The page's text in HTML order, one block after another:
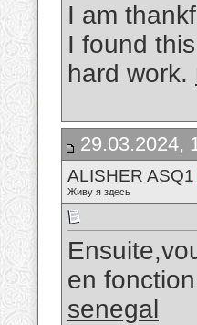
I am
I found
hard work.
29.03.2024,
ALISHER ASQ1
Живу я здесь
en
senegal